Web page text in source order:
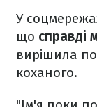
У
що справді
вирішила
коханого.